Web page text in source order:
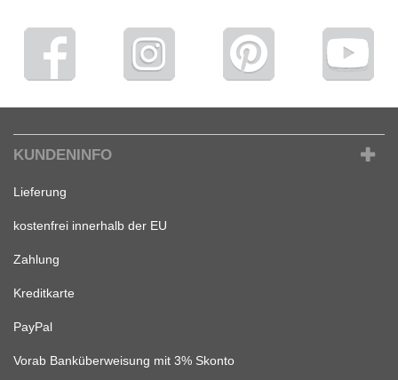
KUNDENINFO
Lieferung
kostenfrei innerhalb der EU
Zahlung
Kreditkarte
PayPal
Vorab Banküberweisung mit 3% Skonto